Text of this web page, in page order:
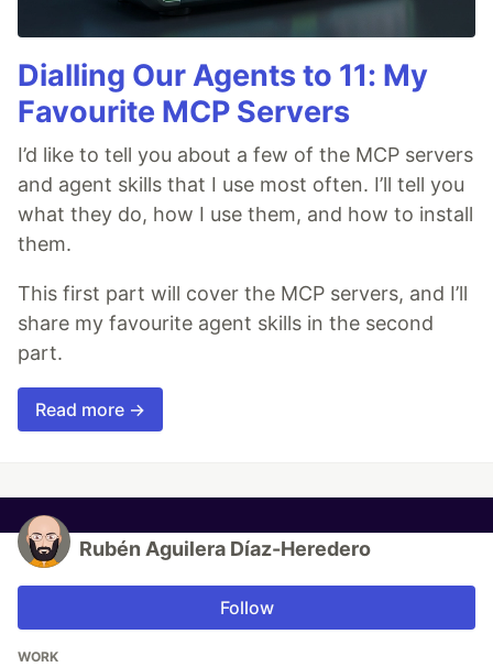
Dialling Our Agents to 11: My
Favourite MCP Servers
I’d like to tell you about a few of the MCP servers
and agent skills that I use most often. I’ll tell you
what they do, how I use them, and how to install
them.
This first part will cover the MCP servers, and I’ll
share my favourite agent skills in the second
part.
Read more →
Rubén Aguilera Díaz-Heredero
Follow
WORK